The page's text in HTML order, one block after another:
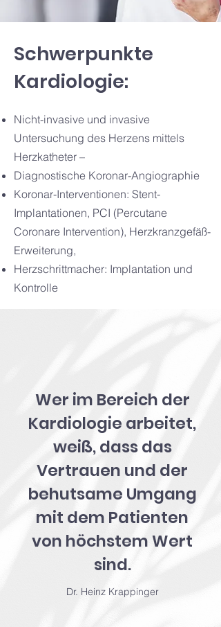
Schwerpunkte
Kardiologie:
Nicht-invasive und invasive
Untersuchung des Herzens mittels
Herzkatheter –
Diagnostische Koronar-Angiographie
Koronar-Interventionen: Stent-
Implantationen, PCI (Percutane
Coronare Intervention), Herzkranzgefäß-
Erweiterung,
Herzschrittmacher: Implantation und
Kontrolle
Wer im Bereich der
Kardiologie arbeitet,
weiß, dass das
Vertrauen und der
behutsame Umgang
mit dem Patienten
von höchstem Wert
sind.
Dr. Heinz Krappinger